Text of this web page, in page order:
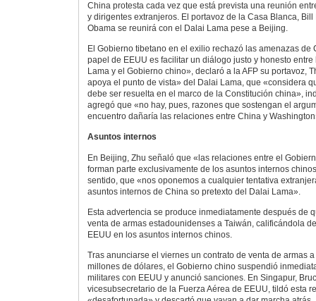
China protesta cada vez que está prevista una reunión
y dirigentes extranjeros. El portavoz de la Casa Blanca,
Obama se reunirá con el Dalai Lama pese a Beijing.
El Gobierno tibetano en el exilio rechazó las amenazas de
papel de EEUU es facilitar un diálogo justo y honesto
Lama y el Gobierno chino», declaró a la AFP su portavoz,
apoya el punto de vista» del Dalai Lama, que «considera
debe ser resuelta en el marco de la Constitución china»,
agregó que «no hay, pues, razones que sostengan el
encuentro dañaría las relaciones entre China y
Asuntos internos
En Beijing, Zhu señaló que «las relaciones entre el
forman parte exclusivamente de los asuntos internos
sentido, que «nos oponemos a cualquier tentativa
asuntos internos de China so pretexto del Dalai Lama».
Esta advertencia se produce inmediatamente después de
venta de armas estadounidenses a Taiwán, calificándola
EEUU en los asuntos internos chinos.
Tras anunciarse el viernes un contrato de venta de armas
millones de dólares, el Gobierno chino suspendió
militares con EEUU y anunció sanciones. En Singapur,
vicesubsecretario de la Fuerza Aérea de EEUU, tildó esta